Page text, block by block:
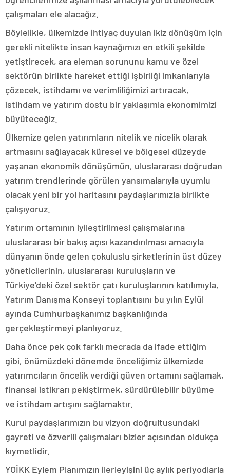
çalışmaları ele alacağız.
Böylelikle, ülkemizde ihtiyaç duyulan ikiz dönüşüm için
gerekli nitelikte insan kaynağımızı en etkili şekilde
yetiştirecek, ara eleman sorununu kamu ve özel
sektörün birlikte hareket ettiği işbirliği imkanlarıyla
çözecek, istihdamı ve verimliliğimizi artıracak,
istihdam ve yatırım dostu bir yaklaşımla ekonomimizi
büyüteceğiz.
Ülkemize gelen yatırımların nitelik ve nicelik olarak
artmasını sağlayacak küresel ve bölgesel düzeyde
yaşanan ekonomik dönüşümün, uluslararası doğrudan
yatırım trendlerinde görülen yansımalarıyla uyumlu
olacak yeni bir yol haritasını paydaşlarımızla birlikte
çalışıyoruz.
Yatırım ortamının iyileştirilmesi çalışmalarına
uluslararası bir bakış açısı kazandırılması amacıyla
dünyanın önde gelen çokuluslu şirketlerinin üst düzey
yöneticilerinin, uluslararası kuruluşların ve
Türkiye’deki özel sektör çatı kuruluşlarının katılımıyla,
Yatırım Danışma Konseyi toplantısını bu yılın Eylül
ayında Cumhurbaşkanımız başkanlığında
gerçekleştirmeyi planlıyoruz.
Daha önce pek çok farklı mecrada da ifade ettiğim
gibi, önümüzdeki dönemde önceliğimiz ülkemizde
yatırımcıların öncelik verdiği güven ortamını sağlamak,
finansal istikrarı pekiştirmek, sürdürülebilir büyüme
ve istihdam artışını sağlamaktır.
Kurul paydaşlarımızın bu vizyon doğrultusundaki
gayreti ve özverili çalışmaları bizler açısından oldukça
kıymetlidir.
YOİKK Eylem Planımızın ilerleyişini üç aylık periyodlarla